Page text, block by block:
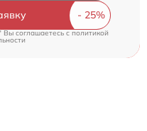
Вы соглашаетесь c политикой